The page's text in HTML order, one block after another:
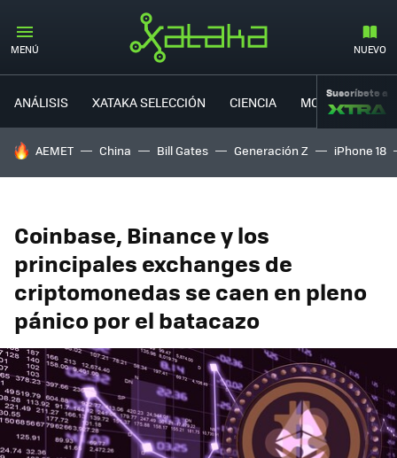
MENÚ NUEVO
ANÁLISIS XATAKA SELECCIÓN CIENCIA MOVILIDAD
Suscríbete a
HOY SE HABLA DE
AEMET China Bill Gates Generación Z iPhone 18
Coinbase, Binance y los
principales exchanges de
criptomonedas se caen en pleno
pánico por el batacazo